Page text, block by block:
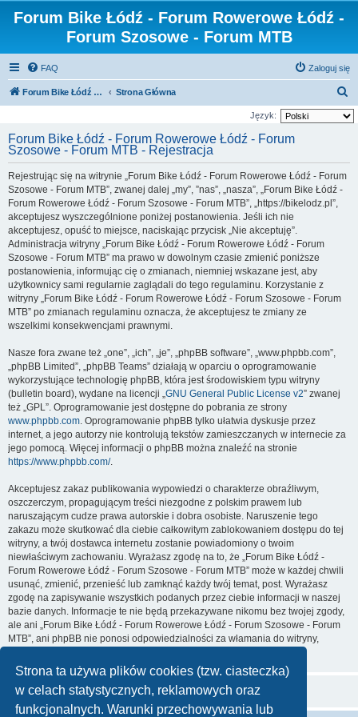
Strona ta używa plików cookies (tzw. ciasteczka)
w celach statystycznych, reklamowych oraz
funkcjonalnych. Warunki przechowywania lub
Forum Bike Łódź - Forum Rowerowe Łódź -
Forum Szosowe - Forum MTB
FAQ Zaloguj się
Forum Bike Łódź - Forum Rowerowe Łódź - Forum Szosowe - Forum MTB Strona Główna
z
Język:
Forum Bike Łódź - Forum Rowerowe Łódź - Forum
Szosowe - Forum MTB - Rejestracja
Rejestrując się na witrynie „Forum Bike Łódź - Forum Rowerowe Łódź - Forum
Szosowe - Forum MTB”, zwanej dalej „my”, ”nas”, „nasza”, „Forum Bike Łódź -
Forum Rowerowe Łódź - Forum Szosowe - Forum MTB”, „https://bikelodz.pl”,
akceptujesz wyszczególnione poniżej postanowienia. Jeśli ich nie
akceptujesz, opuść to miejsce, naciskając przycisk „Nie akceptuję”.
Administracja witryny „Forum Bike Łódź - Forum Rowerowe Łódź - Forum
Szosowe - Forum MTB” ma prawo w dowolnym czasie zmienić poniższe
postanowienia, informując cię o zmianach, niemniej wskazane jest, aby
użytkownicy sami regularnie zaglądali do tego regulaminu. Korzystanie z
witryny „Forum Bike Łódź - Forum Rowerowe Łódź - Forum Szosowe - Forum
MTB” po zmianach regulaminu oznacza, że akceptujesz te zmiany ze
wszelkimi konsekwencjami prawnymi.
Nasze fora zwane też „one”, „ich”, „je”, „phpBB software”, „www.phpbb.com”,
„phpBB Limited”, „phpBB Teams” działają w oparciu o oprogramowanie
wykorzystujące technologię phpBB, która jest środowiskiem typu witryny
(bulletin board), wydane na licencji „GNU General Public License v2” zwanej
też „GPL”. Oprogramowanie jest dostępne do pobrania ze strony
www.phpbb.com. Oprogramowanie phpBB tylko ułatwia dyskusje przez
internet, a jego autorzy nie kontrolują tekstów zamieszczanych w internecie za
jego pomocą. Więcej informacji o phpBB można znaleźć na stronie
https://www.phpbb.com/.
Akceptujesz zakaz publikowania wypowiedzi o charakterze obraźliwym,
oszczerczym, propagującym treści niezgodne z polskim prawem lub
naruszającym cudze prawa autorskie i dobra osobiste. Naruszenie tego
zakazu może skutkować dla ciebie całkowitym zablokowaniem dostępu do tej
witryny, a twój dostawca internetu zostanie powiadomiony o twoim
niewłaściwym zachowaniu. Wyrażasz zgodę na to, że „Forum Bike Łódź -
Forum Rowerowe Łódź - Forum Szosowe - Forum MTB” może w każdej chwili
usunąć, zmienić, przenieść lub zamknąć każdy twój temat, post. Wyrażasz
zgodę na zapisywanie wszystkich podanych przez ciebie informacji w naszej
bazie danych. Informacje te nie będą przekazywane nikomu bez twojej zgody,
ale ani „Forum Bike Łódź - Forum Rowerowe Łódź - Forum Szosowe - Forum
MTB”, ani phpBB nie ponosi odpowiedzialności za włamania do witryny,